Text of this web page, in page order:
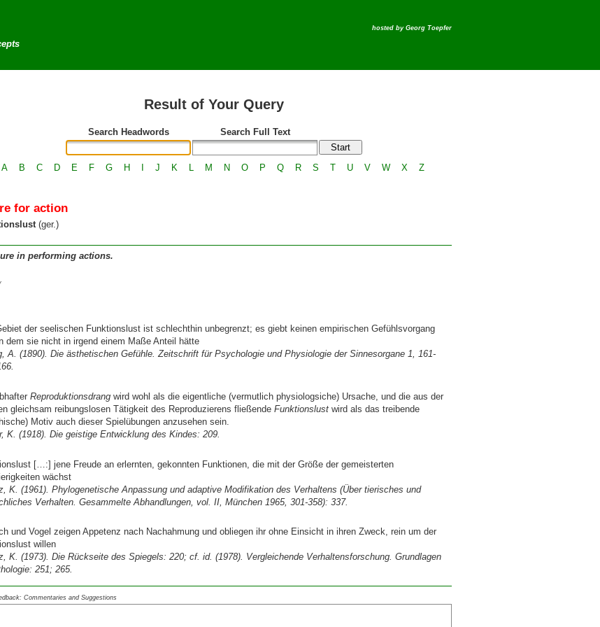
hosted by Georg Toepfer
Result of Your Query
Search Headwords Search Full Text
A B C D E F G H I J K L M N O P Q R S T U V W X Z
for action
(ger.)
in performing actions.
der seelischen Funktionslust ist schlechthin unbegrenzt; es giebt keinen empirischen Gefühlsvorgang
dem sie nicht in irgend einem Maße Anteil hätte
A. (1890). Die ästhetischen Gefühle. Zeitschrift für Psychologie und Physiologie der Sinnesorgane 1, 161-
Reproduktionsdrang wird wohl als die eigentliche (vermutlich physiologsiche) Ursache, und die aus der
gleichsam reibungslosen Tätigkeit des Reproduzierens fließende Funktionslust wird als das treibende
Motiv auch dieser Spielübungen anzusehen sein.
K. (1918). Die geistige Entwicklung des Kindes: 209.
[…:] jene Freude an erlernten, gekonnten Funktionen, die mit der Größe der gemeisterten
wächst
K. (1961). Phylogenetische Anpassung und adaptive Modifikation des Verhaltens (Über tierisches und
Verhalten. Gesammelte Abhandlungen, vol. II, München 1965, 301-358): 337.
und Vogel zeigen Appetenz nach Nachahmung und obliegen ihr ohne Einsicht in ihren Zweck, rein um der
willen
K. (1973). Die Rückseite des Spiegels: 220; cf. id. (1978). Vergleichende Verhaltensforschung. Grundlagen
251; 265.
Commentaries and Suggestions